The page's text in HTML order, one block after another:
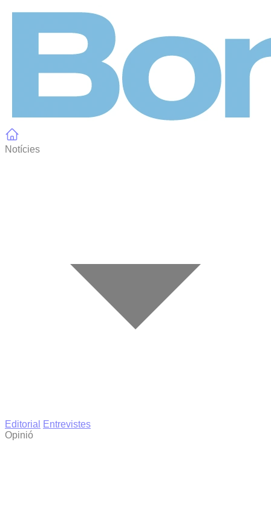
Notícies
Editorial
Entrevistes
Opinió